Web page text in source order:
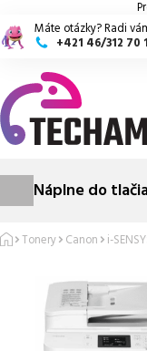
Máte otázky? Radi
+421 46/312 70
Náplne do
Tonery Canon i-